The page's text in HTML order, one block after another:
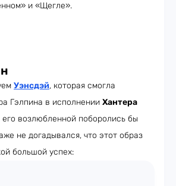
и «Щегле».
Уэнсдэй, которая смогла
Гэлпина в исполнении Хантера
его возлюбленной поборолись бы
не догадывался, что этот образ
большой успех: